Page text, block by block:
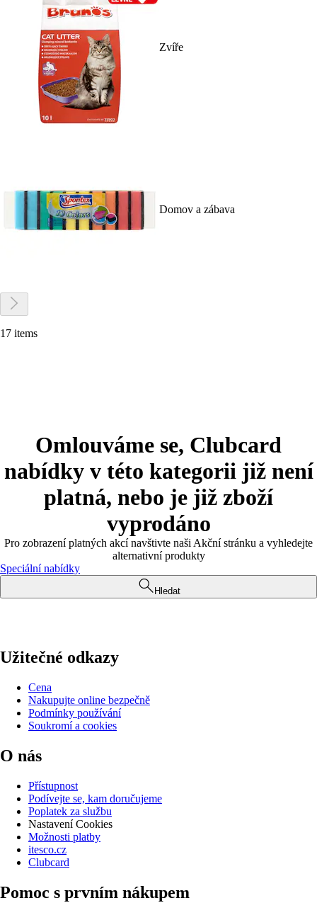
Zvíře
Domov a zábava
17 items
Omlouváme se, Clubcard
nabídky v této kategorii již není
platná, nebo je již zboží
vyprodáno
Pro zobrazení platných akcí navštivte naši Akční stránku a vyhledejte
alternativní produkty
Speciální nabídky
Hledat
Užitečné odkazy
Cena
Nakupujte online bezpečně
Podmínky používání
Soukromí a cookies
O nás
Přístupnost
Podívejte se, kam doručujeme
Poplatek za službu
Nastavení Cookies
Možnosti platby
itesco.cz
Clubcard
Pomoc s prvním nákupem